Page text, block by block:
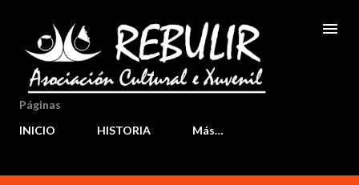
Ir al contenido principal
Páginas
INICIO
HISTORIA Más…